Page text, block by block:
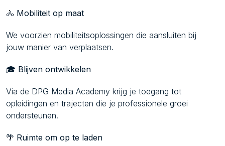
🚴 Mobiliteit op maat
We voorzien mobiliteitsoplossingen die aansluiten bij
jouw manier van verplaatsen.
🎓 Blijven ontwikkelen
Via de DPG Media Academy krijg je toegang tot
opleidingen en trajecten die je professionele groei
ondersteunen.
🌴 Ruimte om op te laden